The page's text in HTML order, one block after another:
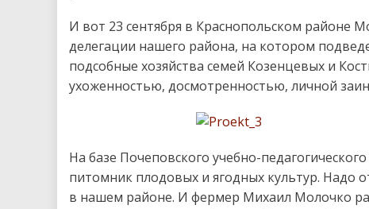
И вот 23 сентября в Краснопольском районе
делегации нашего района, на котором
подсобные хозяйства семей Козенцевых и
ухоженностью, досмотренностью, личной
На базе Почеповского учебно-
питомник плодовых и ягодных культур. Надо
в нашем районе. И фермер Михаил Молочко